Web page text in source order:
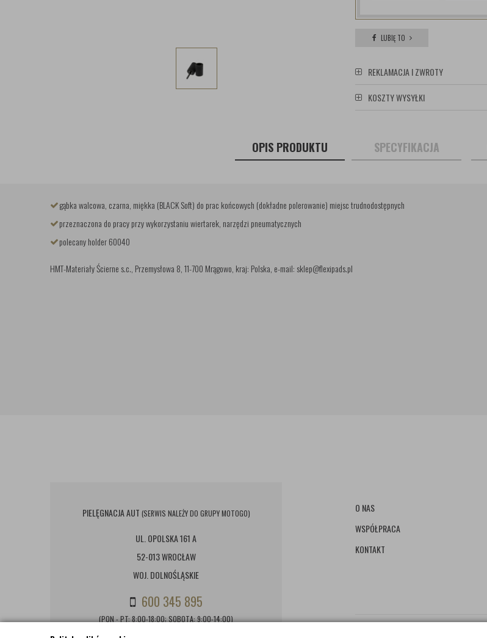
LUBIĘ TO
REKLAMACJA I ZWROTY
KOSZTY WYSYŁKI
OPIS PRODUKTU SPECYFIKACJA
gąbka walcowa, czarna, miękka (BLACK Soft) do prac końcowych (dokładne polerowanie) miejsc trudnodostępnych
przeznaczona do pracy przy wykorzystaniu wiertarek, narzędzi pneumatycznych
polecany holder 60040
HMT-Materiały Ścierne s.c., Przemysłowa 8, 11-700 Mrągowo, kraj: Polska, e-mail: sklep@flexipads.pl
PIELĘGNACJA AUT (SERWIS NALEŻY DO GRUPY MOTOGO)
UL. OPOLSKA 161 A
52-013 WROCŁAW
WOJ. DOLNOŚLĄSKIE
600 345 895
(PON - PT: 8:00-18:00; SOBOTA: 9:00-14:00)
O NAS
WSPÓŁPRACA
KONTAKT